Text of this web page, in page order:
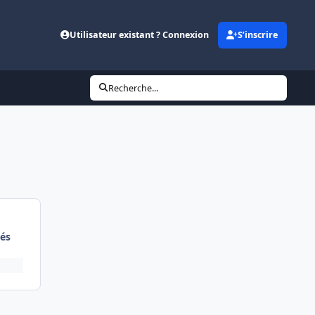
Utilisateur existant ? Connexion S’inscrire
Recherche...